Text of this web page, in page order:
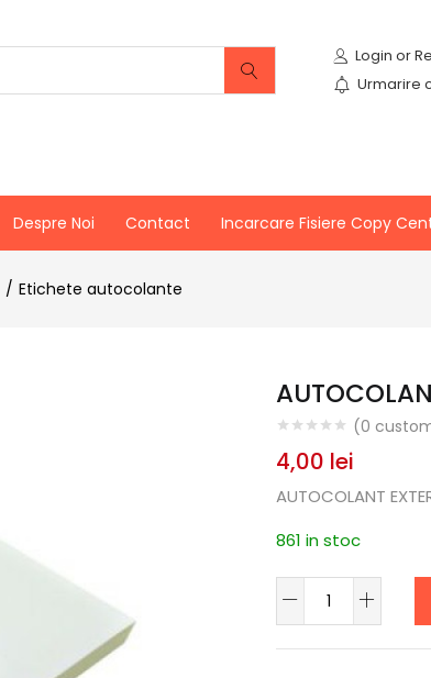
Urmarire
Despre Noi Contact Incarcare Fisiere Copy
Etichete autocolante
(0
4,00 lei
AUTOCOLANT
861 in stoc
Cantitate
AUTOCOLANT
EXTERIOR